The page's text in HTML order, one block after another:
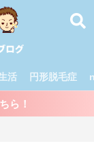
活 円形脱毛症
ら！